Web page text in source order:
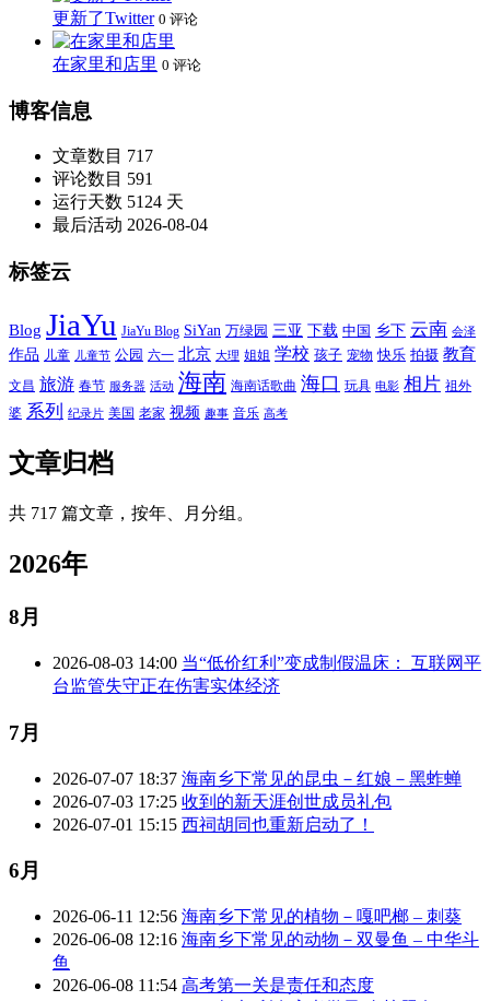
更新了Twitter 0 评论
在家里和店里 0 评论
博客信息
文章数目 717
评论数目 591
运行天数 5124 天
最后活动 2026-08-04
标签云
Blog JiaYu JiaYu Blog SiYan 万绿园 三亚 下载 中国 乡下 云南 会泽
作品 儿童 儿童节 公园 六一 北京 大理 姐姐 学校 孩子 宠物 快乐 拍摄 教育
文昌 旅游 春节 服务器 活动 海南 海南话歌曲 海口 玩具 电影 相片 祖外
婆 系列 纪录片 美国 老家 视频 趣事 音乐 高考
文章归档
共 717 篇文章，按年、月分组。
2026年
8月
2026-08-03 14:00 当“低价红利”变成制假温床： 互联网平
台监管失守正在伤害实体经济
7月
2026-07-07 18:37 海南乡下常见的昆虫－红娘－黑蚱蝉
2026-07-03 17:25 收到的新天涯创世成员礼包
2026-07-01 15:15 西祠胡同也重新启动了！
6月
2026-06-11 12:56 海南乡下常见的植物－嘎吧榔 – 刺葵
2026-06-08 12:16 海南乡下常见的动物－双曼鱼 – 中华斗
鱼
2026-06-08 11:54 高考第一关是责任和态度